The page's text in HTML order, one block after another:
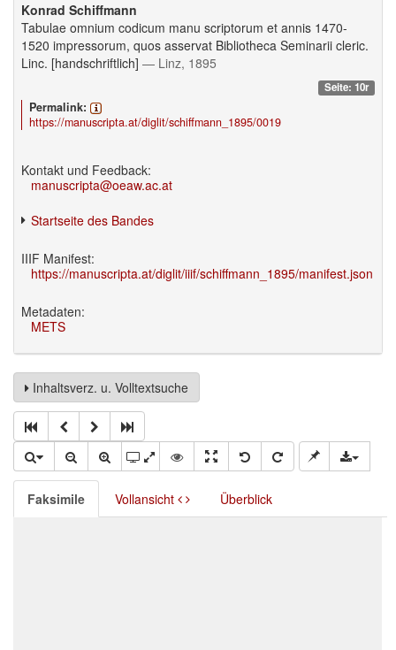
Konrad Schiffmann
Tabulae omnium codicum manu scriptorum et annis 1470-
1520 impressorum, quos asservat Bibliotheca Seminarii cleric.
Linc. [handschriftlich] — Linz, 1895
Seite: 10r
Permalink:
https://manuscripta.at/diglit/schiffmann_1895/0019
Kontakt und Feedback:
manuscripta@oeaw.ac.at
Startseite des Bandes
IIIF Manifest:
https://manuscripta.at/diglit/iiif/schiffmann_1895/manifest.json
Metadaten:
METS
Inhaltsverz. u. Volltextsuche
Faksimile Vollansicht Überblick